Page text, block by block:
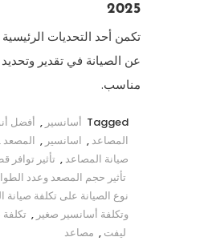
2025
تكمن أحد التحديات
عن الصيانة في تقدير
مناسب.
Tagged أسانسير , أفضل
المصاعد , اسانسير , المصعد
صيانة المصاعد , تأثير توافر
تأثير حجم المصعد وعدد
نوع الصيانة على تكلفة صيانة
وتكلفة أسانسير صغير ,
ليفت , مصاعد